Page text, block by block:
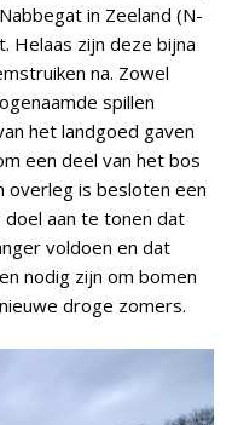
in Zeeland (N-
Helaas zijn deze bijna
na. Zowel
spillen
het landgoed gaven
een deel van het bos
overleg is besloten een
aan te tonen dat
voldoen en dat
nodig zijn om bomen
droge zomers.